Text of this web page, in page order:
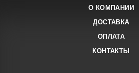
О КОМПАНИИ
ДОСТАВКА
ОПЛАТА
КОНТАКТЫ